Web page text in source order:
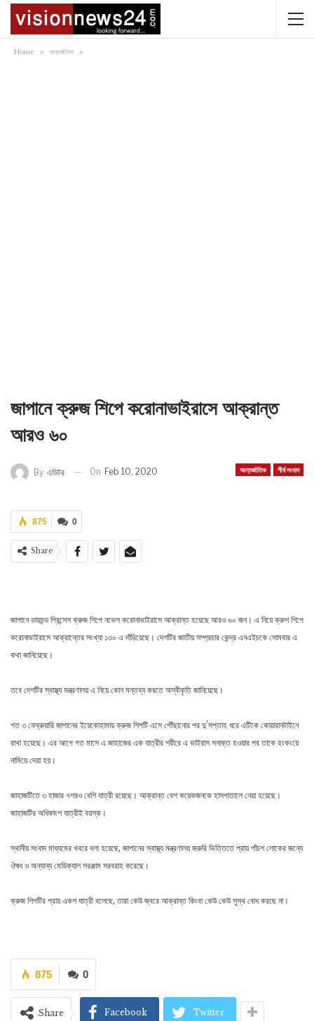
Home আন্তর্জাতিক
জাপানে ক্রুজ শিপে করোনাভাইরাসে আক্রান্ত
আরও ৬০
আন্তর্জাতিক শীর্ষ সংবাদ
By এডিটর On Feb 10, 2020
0
875
Share
জাপানে ডায়মন্ড প্রিন্সেস ক্রুজ শিপে নভেল করোনাভাইরাসে আক্রান্ত হয়েছে আরও ৬০ জন। এ নিয়ে ক্রুশ শিপে
করোনাভাইরাসে আক্রান্তের সংখ্যা ১৩০ এ দাঁড়িয়েছে। দেশটির জাতীয় সম্প্রচার কেন্দ্র এনএইচকে সোমবার এ
কথা জানিয়েছে।
তবে দেশটির স্বাস্থ্য মন্ত্রণালয় এ নিয়ে কোন মন্তব্য করতে অস্বীকৃতি জানিয়েছে।
গত ৩ ফেব্রুয়ারি জাপানের ইয়েকোহামায় ক্রুজ শিপটি এসে পৌঁছানোর পর দু’সপ্তাহ ধরে এটিকে কোয়ারানটাইনে
রাখা হয়েছে। এর আগে গত মাসে এ জাহাজের এক যাত্রীর শরীরে এ ভাইরাস সনাক্ত হওয়ার পর তাকে হংকংয়ে
নামিয়ে দেয়া হয়।
জাহাজটিতে ৩ হাজার ৭শরও বেশি যাত্রী রয়েছে। আক্রান্ত বেশ কয়েকজনকে হাসপাতালে নেয়া হয়েছে।
জাহাজটির অধিকাংশ যাত্রীই বয়স্ক।
স্থানীয় সংবাদ মাধ্যমের খবরে বলা হয়েছে, জাপানের স্বাস্থ্য মন্ত্রণালয় জরুরি ভিত্তিতে প্রায় পাঁচশ লোকের জন্যে
ঔষধ ও অন্যান্য মেডিক্যাল সরঞ্জাম সরবরাহ করেছে।
ক্রুজ শিপটির প্রায় একশ যাত্রী বলেছে, তারা কেউ জ্বরে আক্রান্ত কিংবা কেউ কেউ সুস্থ বোধ করছে না।
0
875
Share Facebook Twitter